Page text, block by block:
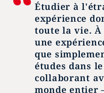
Étudier à
expérience
toute la vie.
une
que
études dans
collaborant
monde entier